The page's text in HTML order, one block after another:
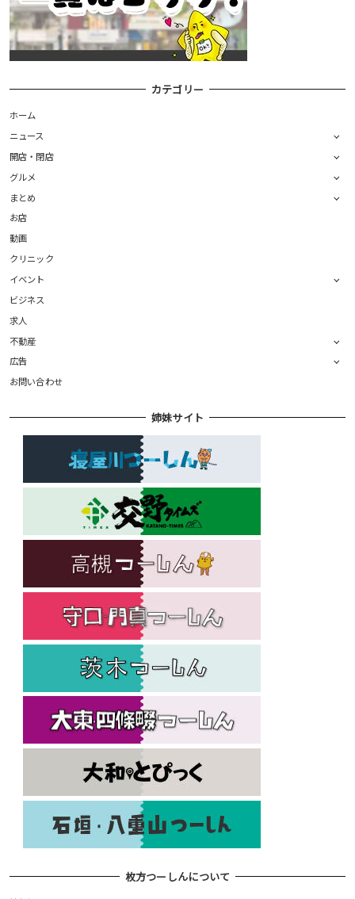
カテゴリー
ホーム
ニュース
開店・閉店
グルメ
まとめ
お店
動画
クリニック
イベント
ビジネス
求人
不動産
広告
お問い合わせ
姉妹サイト
枚方つーしんについて